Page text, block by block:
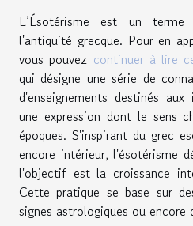
L’Ésotérisme est un
l'antiquité grecque. Pour en
vous pouvez continuer à lire
qui désigne une série de
d'enseignements destinés
une expression dont le sens
époques. S'inspirant du grec
encore intérieur, l'ésotérisme
l'objectif est la croissance
Cette pratique se base sur
signes astrologiques ou encore